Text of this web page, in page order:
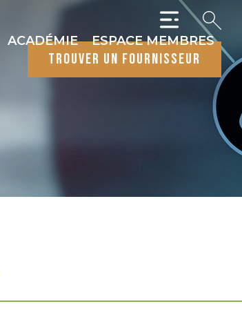
ACADÉMIE ESPACE MEMBRES
trouver un fournisseur